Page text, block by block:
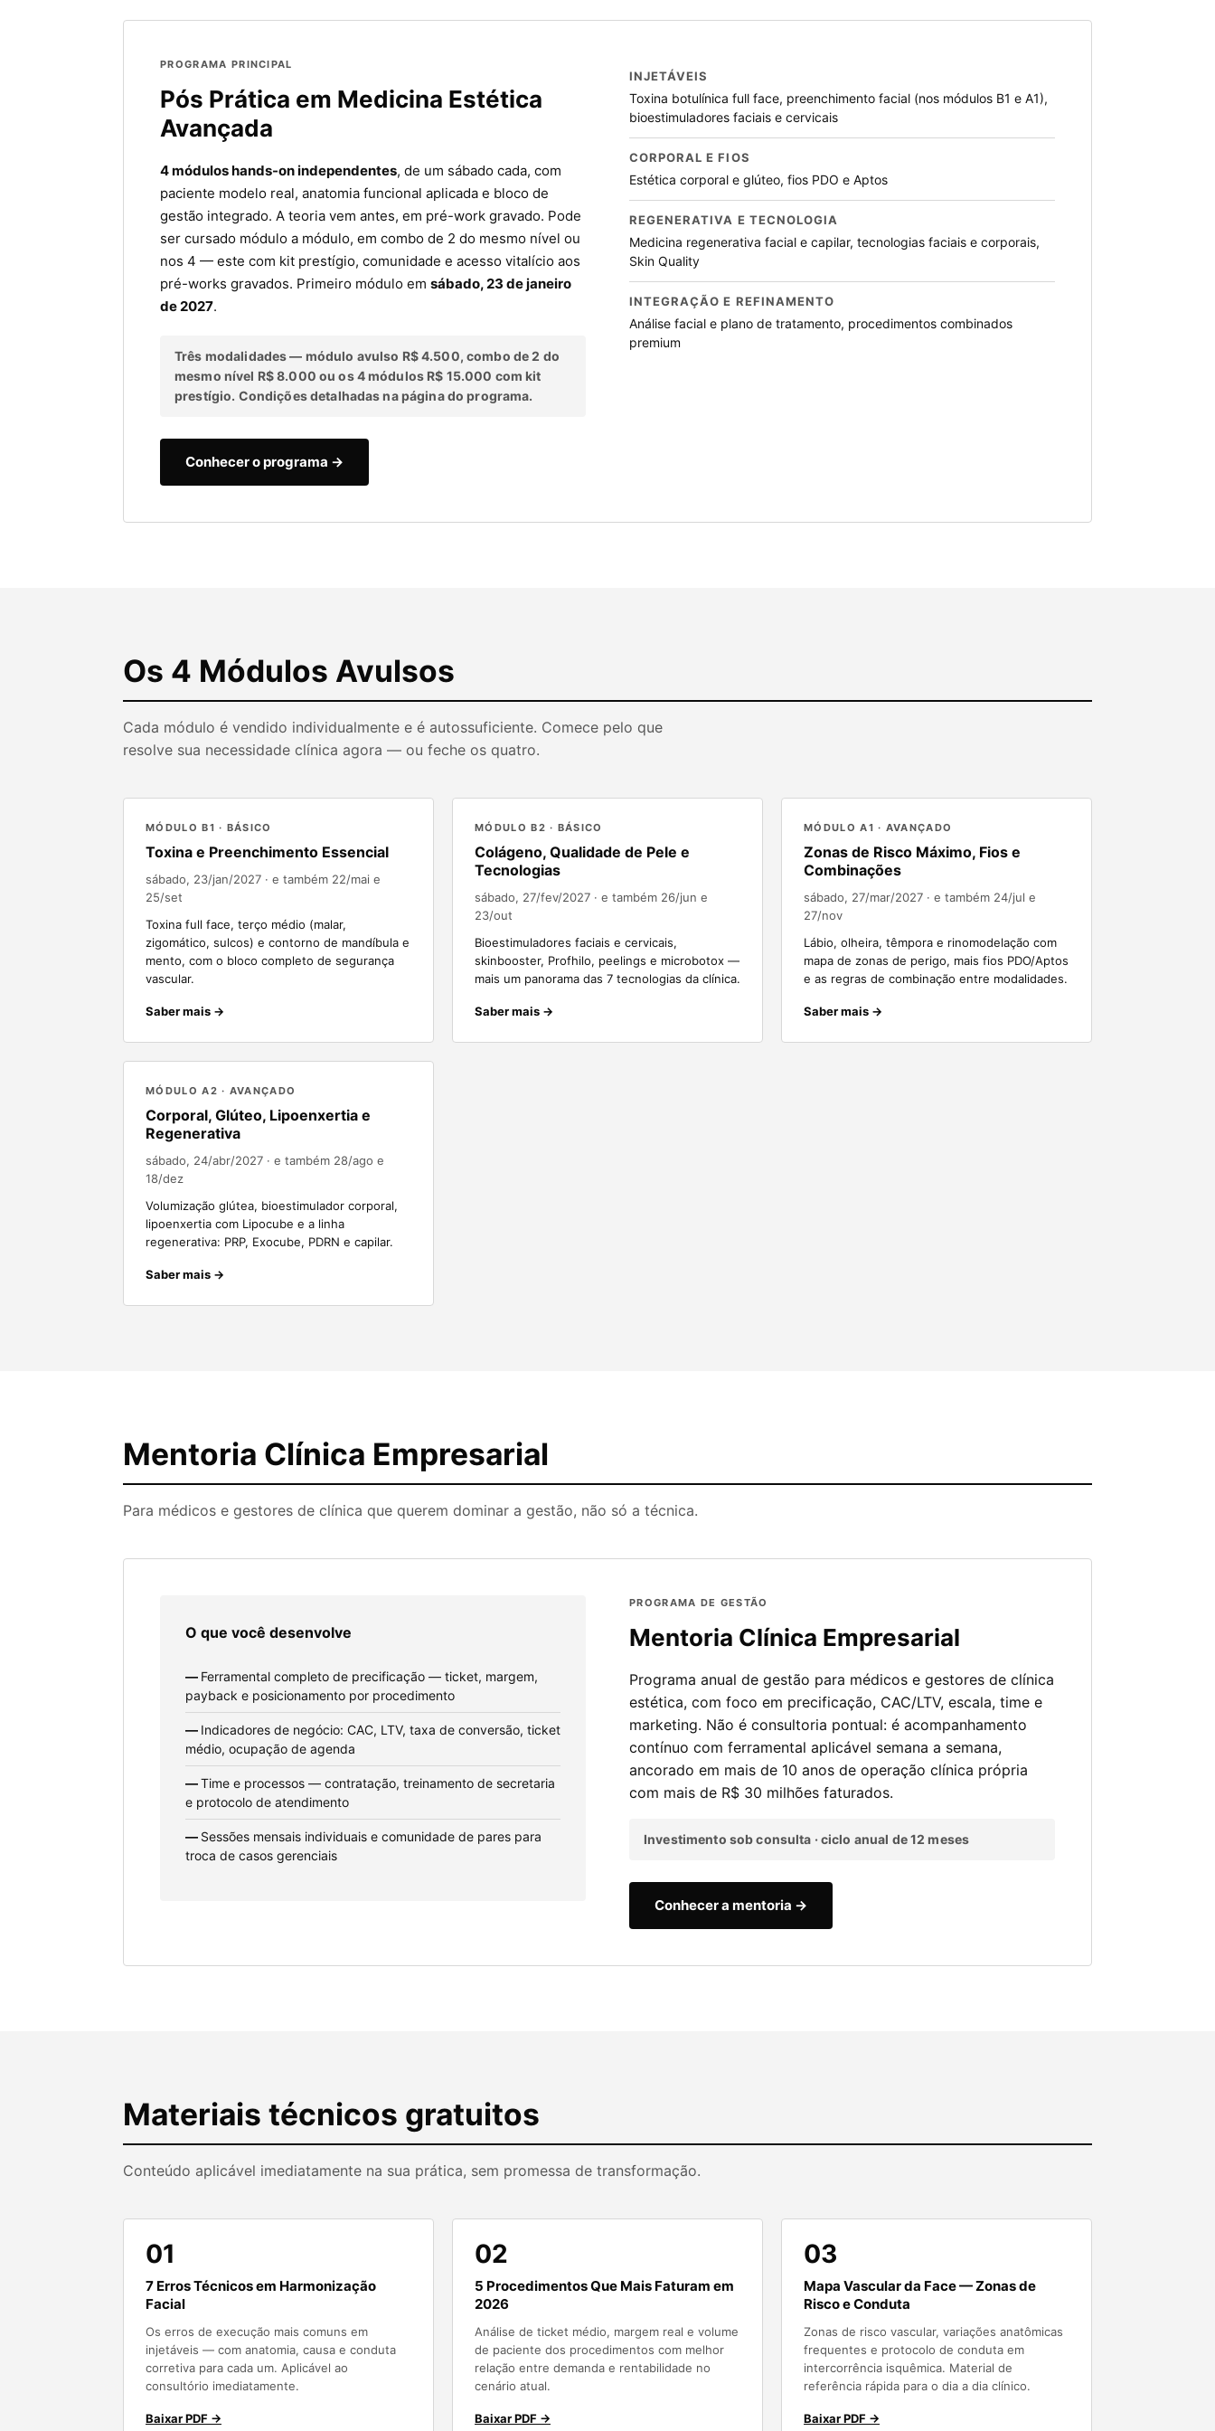
PROGRAMA PRINCIPAL
Pós Prática em Medicina Estética
Avançada
4 módulos hands-on independentes, de um sábado cada, com
paciente modelo real, anatomia funcional aplicada e bloco de
gestão integrado. A teoria vem antes, em pré-work gravado. Pode
ser cursado módulo a módulo, em combo de 2 do mesmo nível ou
nos 4 — este com kit prestígio, comunidade e acesso vitalício aos
pré-works gravados. Primeiro módulo em sábado, 23 de janeiro
de 2027.
Três modalidades — módulo avulso R$ 4.500, combo de 2 do
mesmo nível R$ 8.000 ou os 4 módulos R$ 15.000 com kit
prestígio. Condições detalhadas na página do programa.
Conhecer o programa →
INJETÁVEIS
Toxina botulínica full face, preenchimento facial (nos módulos B1 e A1),
bioestimuladores faciais e cervicais
CORPORAL E FIOS
Estética corporal e glúteo, fios PDO e Aptos
REGENERATIVA E TECNOLOGIA
Medicina regenerativa facial e capilar, tecnologias faciais e corporais,
Skin Quality
INTEGRAÇÃO E REFINAMENTO
Análise facial e plano de tratamento, procedimentos combinados
premium
Os 4 Módulos Avulsos
Cada módulo é vendido individualmente e é autossuficiente. Comece pelo que
resolve sua necessidade clínica agora — ou feche os quatro.
MÓDULO B1 · BÁSICO
Toxina e Preenchimento Essencial
sábado, 23/jan/2027 · e também 22/mai e
25/set
Toxina full face, terço médio (malar,
zigomático, sulcos) e contorno de mandíbula e
mento, com o bloco completo de segurança
vascular.
Saber mais →
MÓDULO B2 · BÁSICO
Colágeno, Qualidade de Pele e
Tecnologias
sábado, 27/fev/2027 · e também 26/jun e
23/out
Bioestimuladores faciais e cervicais,
skinbooster, Profhilo, peelings e microbotox —
mais um panorama das 7 tecnologias da clínica.
Saber mais →
MÓDULO A1 · AVANÇADO
Zonas de Risco Máximo, Fios e
Combinações
sábado, 27/mar/2027 · e também 24/jul e
27/nov
Lábio, olheira, têmpora e rinomodelação com
mapa de zonas de perigo, mais fios PDO/Aptos
e as regras de combinação entre modalidades.
Saber mais →
MÓDULO A2 · AVANÇADO
Corporal, Glúteo, Lipoenxertia e
Regenerativa
sábado, 24/abr/2027 · e também 28/ago e
18/dez
Volumização glútea, bioestimulador corporal,
lipoenxertia com Lipocube e a linha
regenerativa: PRP, Exocube, PDRN e capilar.
Saber mais →
Mentoria Clínica Empresarial
Para médicos e gestores de clínica que querem dominar a gestão, não só a técnica.
O que você desenvolve
Ferramental completo de precificação — ticket, margem,
payback e posicionamento por procedimento
Indicadores de negócio: CAC, LTV, taxa de conversão, ticket
médio, ocupação de agenda
Time e processos — contratação, treinamento de secretaria
e protocolo de atendimento
Sessões mensais individuais e comunidade de pares para
troca de casos gerenciais
PROGRAMA DE GESTÃO
Mentoria Clínica Empresarial
Programa anual de gestão para médicos e gestores de clínica
estética, com foco em precificação, CAC/LTV, escala, time e
marketing. Não é consultoria pontual: é acompanhamento
contínuo com ferramental aplicável semana a semana,
ancorado em mais de 10 anos de operação clínica própria
com mais de R$ 30 milhões faturados.
Investimento sob consulta · ciclo anual de 12 meses
Conhecer a mentoria →
Materiais técnicos gratuitos
Conteúdo aplicável imediatamente na sua prática, sem promessa de transformação.
01
7 Erros Técnicos em Harmonização
Facial
Os erros de execução mais comuns em
injetáveis — com anatomia, causa e conduta
corretiva para cada um. Aplicável ao
consultório imediatamente.
Baixar PDF →
02
5 Procedimentos Que Mais Faturam em
2026
Análise de ticket médio, margem real e volume
de paciente dos procedimentos com melhor
relação entre demanda e rentabilidade no
cenário atual.
Baixar PDF →
03
Mapa Vascular da Face — Zonas de
Risco e Conduta
Zonas de risco vascular, variações anatômicas
frequentes e protocolo de conduta em
intercorrência isquêmica. Material de
referência rápida para o dia a dia clínico.
Baixar PDF →